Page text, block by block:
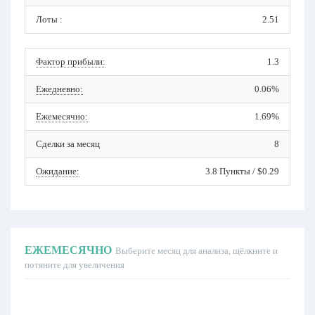
Лоты : 2.51
Фактор прибыли: 1.3
Ежедневно: 0.06%
Ежемесячно: 1.69%
Сделки за месяц 8
Ожидание: 3.8 Пункты / $0.29
ЕЖЕМЕСЯЧНО Выберите месяц для анализа, щёлкните и
потяните для увеличения